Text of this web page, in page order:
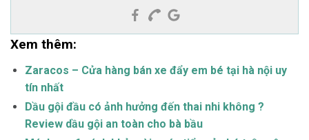
Xem thêm:
Zaracos – Cửa hàng bán xe đẩy em bé tại hà nội uy
tín nhất
Dầu gội đầu có ảnh hưởng đến thai nhi không ?
Review dầu gội an toàn cho bà bầu